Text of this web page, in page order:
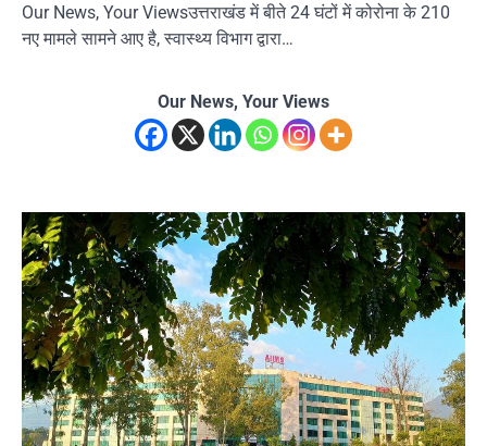
Our News, Your Viewsउत्तराखंड में बीते 24 घंटों में कोरोना के 210
नए मामले सामने आए है, स्वास्थ्य विभाग द्वारा…
Our News, Your Views